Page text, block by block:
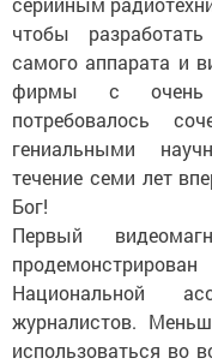
чтобы
самого аппарата и
фирмы с очень
потребовалось
гениальными
течение семи лет
Бог!
Первый
Национальной
журналистов.
использоваться во